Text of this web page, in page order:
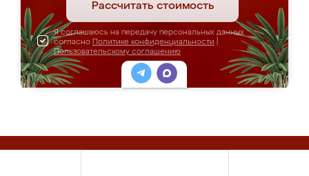
Рассчитать стоимость
Я соглашаюсь на передачу персональных данных
согласно Политике конфиденциальности
Пользовательскому соглашению